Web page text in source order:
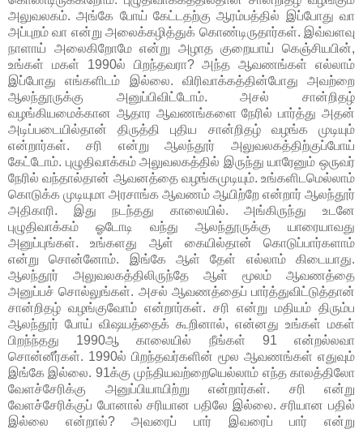
அலுவலகம். அங்கே போய் கேட்டதற்கு ஆரம்பத்தில் இப்போது வா
அப்புறம் வா என்று அலைக்கழித்துக் கொண்டிருதார்கள். இவ்வளவு
நாளாய் அலைகிறோமே என்று அழாத குறையாய் கெஞ்சியபின்,
உங்கள் மகள் 1990ல் பிறந்தவரா? அந்த ஆவணங்கள் எல்லாம்
இப்போது எங்களிடம் இல்லை. விரிவாக்கத்தின்போது அவற்றை
ஆலந்தூருக்கு அனுப்பிவிட்டோம். அசல் சான்றிதழ்
வழங்கியமைக்கான ஆதார ஆவணங்களை நேரில் பார்த்து அதன்
அடிப்படையில்தான் திருத்தி புதிய சான்றிதழ் வழங்க முடியும்
என்றார்கள். சரி என்று ஆலந்தூர் அலுவலகத்திற்குப்போய்
கேட்டோம். புழுதிவாக்கம் அலுவலகத்தில் இருந்து யாரேனும் ஒருவர்
நேரில் வந்தால்தான் ஆவனத்தை வழங்கமுடியும். உங்களிடமெல்லாம்
கொடுக்க முடியுமா அரசாங்க ஆவணம் ஆயிற்றே என்றார் ஆலந்தூர்
அதிகாரி. இது நடந்தது காலையில். அங்கிருந்து உடனே
புழுதிவாக்கம் ஓடோடி வந்து ஆலந்தூருக்கு யாரையாவது
அனுப்புங்கள். உங்களது ஆள் கையில்தான் கொடுப்பார்களாம்
என்று சொன்னோம். இங்கே ஆள் தேள் எல்லாம் கிடையாது.
ஆலந்தூர் அலுவலகத்திலிருந்தே ஆள் மூலம் ஆவணத்தை
அனுப்பச் சொல்லுங்கள். அசல் ஆவணத்தைப் பார்த்துவிட்டுத்தான்
சான்றிதழ் வழங்குவோம் என்றார்கள். சரி என்று மதியம் திரும்ப
ஆலந்தூர் போய் விஷயத்தைக் கூறினால், என்னது உங்கள் மகள்
பிறந்ந்தது 1990ஆ காலையில் நீங்கள் 91 என்றல்லவா
சொன்னீர்கள். 1990ல் பிறந்தவர்களின் மூல ஆவணங்கள் எதுவும்
இங்கே இல்லை. 91க்கு முந்தியவற்றையெல்லாம் எந்த காலத்திலோ
வேளச்சேரிக்கு அனுப்பியாயிற்று என்றார்கள். சரி என்று
வேளச்சேரிக்குப் போனால் சரியான பதிலே இல்லை. சரியான பதில்
இல்லை என்றால்? அவரைப் பார் இவரைப் பார் என்று